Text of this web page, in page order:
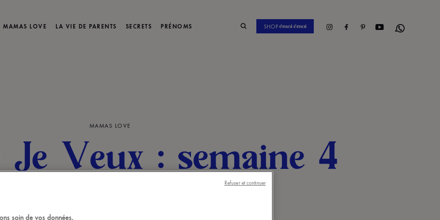
MAMAS LOVE LA VIE DE PARENTS SECRETS PRÉNOMS SHOP InstagramFacebook Pinterest Youtube
MAMAS LOVE
Je Veux : semaine 4
qui a gagné la troisième session du jeu, avec un maillot de bain
soin de vos données.
Refuser et continuer